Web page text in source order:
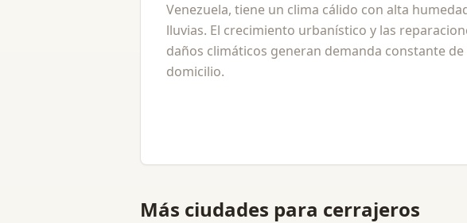
Venezuela, tiene un clima cálido con alta
lluvias. El crecimiento urbanístico y las
daños climáticos generan demanda constante
domicilio.
Más ciudades para cerrajeros